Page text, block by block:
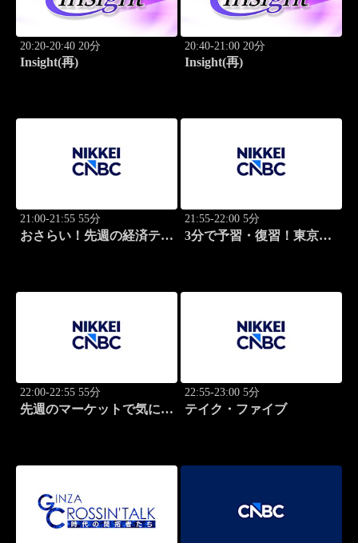
20:20-20:40 20分
Insight(再)
20:40-21:00 20分
Insight(再)
21:00-21:55 55分
おさらい！先週の経済テー
21:55-22:00 5分
3分で予習・復習！東京市
22:00-22:55 55分
先週のマーケットで気にな
22:55-23:00 5分
テイク・ファイブ